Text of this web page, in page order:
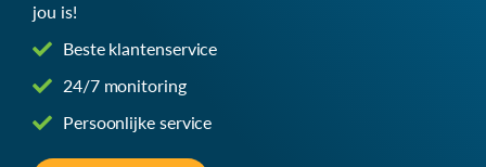
jou is!
Beste klantenservice
24/7 monitoring
Persoonlijke service